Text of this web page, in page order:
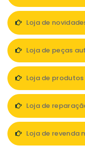
Loja de
Loja de peças
Loja de
Loja de
Loja de revenda